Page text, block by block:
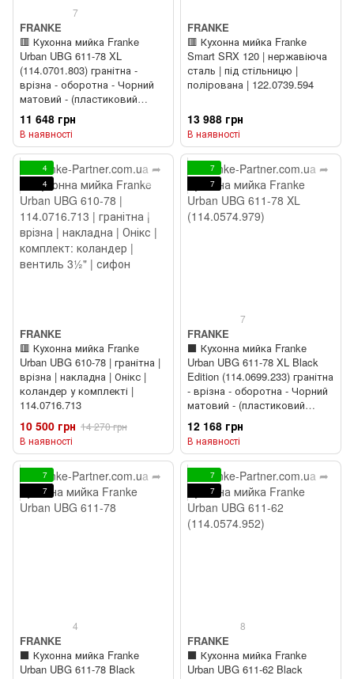
7
FRANKE
🟥 Кухонна мийка Franke
Urban UBG 611-78 XL
(114.0701.803) гранітна -
врізна - оборотна - Чорний
матовий - (пластиковий
коландер у комлекті)
11 648 грн
В наявності
FRANKE
🟥 Кухонна мийка Franke
Smart SRX 120 | нержавіюча
сталь | під стільницю |
полірована | 122.0739.594
13 988 грн
В наявності
4
4
FRANKE
🟥 Кухонна мийка Franke
Urban UBG 610-78 | гранітна |
врізна | накладна | Онікс |
коландер у комплекті |
114.0716.713
10 500 грн 14 270 грн
В наявності
7
7
7
FRANKE
⬛️ Кухонна мийка Franke
Urban UBG 611-78 XL Black
Edition (114.0699.233) гранітна
- врізна - оборотна - Чорний
матовий - (пластиковий
коландер у комлекті)
12 168 грн
В наявності
7
7
4
FRANKE
⬛️ Кухонна мийка Franke
Urban UBG 611-78 Black
7
7
8
FRANKE
⬛️ Кухонна мийка Franke
Urban UBG 611-62 Black